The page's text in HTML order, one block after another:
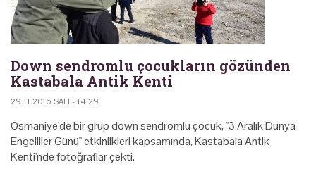
Down sendromlu çocukların gözünden
Kastabala Antik Kenti
29.11.2016 SALI - 14:29
Osmaniye'de bir grup down sendromlu çocuk, "3 Aralık Dünya
Engelliler Günü" etkinlikleri kapsamında, Kastabala Antik
Kenti'nde fotoğraflar çekti.